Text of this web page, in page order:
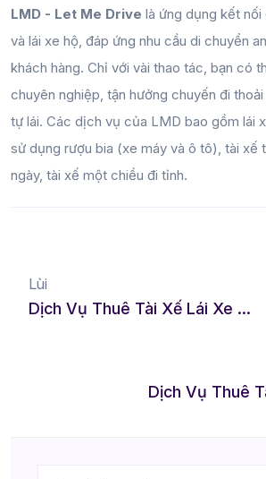
LMD - Let Me Drive là ứng dụng kết
và lái xe hộ, đáp ứng nhu cầu di chuyển
khách hàng. Chỉ với vài thao tác, bạn có
chuyên nghiệp, tận hưởng chuyến đi
tự lái. Các dịch vụ của LMD bao gồm lái
sử dụng rượu bia (xe máy và ô tô), tài xế
ngày, tài xế một chiều đi tỉnh.
Lùi
Dịch Vụ Thuê Tài Xế Lái Xe Hộ Tại Gia Lai - Giải Pháp Cho Mọi Nhu Cầu Di Chuyển